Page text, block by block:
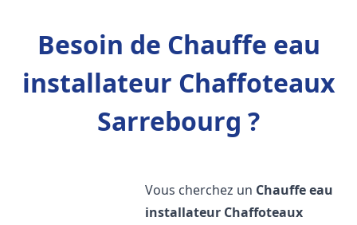
Besoin de Chauffe eau
installateur Chaffoteaux
Sarrebourg ?
Vous cherchez un Chauffe eau
installateur Chaffoteaux